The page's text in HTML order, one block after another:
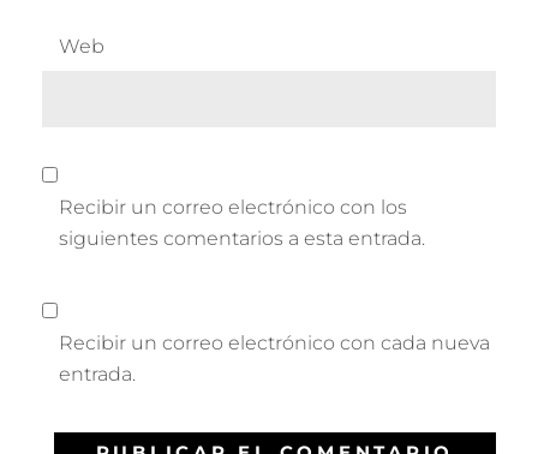
Web
Recibir un correo electrónico con los
siguientes comentarios a esta entrada.
Recibir un correo electrónico con cada nueva
entrada.